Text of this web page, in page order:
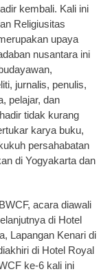
kembali. Kali ini
Religiusitas
upaya
nusantara ini
jurnalis, penulis,
pelajar, dan
tidak kurang
karya buku,
persahabatan
di Yogyakarta dan
acara diawali
di Hotel
Lapangan Kenari di
di Hotel Royal
ke-6 kali ini